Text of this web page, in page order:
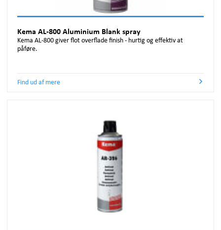
Kema AL-800 Aluminium Blank spray
Kema AL-800 giver flot overflade finish - hurtig og effektiv at
påføre.
Find ud af mere